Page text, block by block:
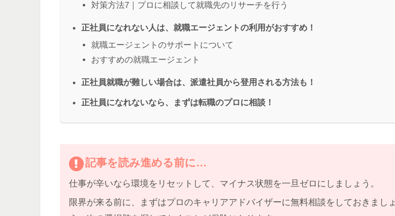
対策方法7｜プロに相談して就職先のリサーチを行う
正社員になれない人は、就職エージェントの利用がおすすめ！
就職エージェントのサポートについて
おすすめの就職エージェント
正社員就職が難しい場合は、派遣社員から登用される方法も！
正社員になれないなら、まずは転職のプロに相談！
記事を読み進める前に…
仕事が辛いなら環境をリセット して、マイナス状態を一旦ゼロにしましょう。
限界が来る前に、まずはプロのキャリアアドバイザーに無料相談をしておきましょ